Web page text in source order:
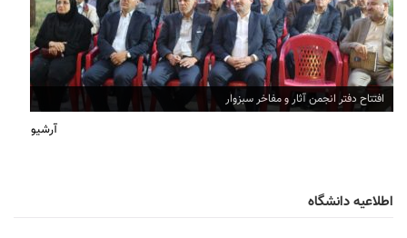
افتتاح دفتر انجمن آثار و مفاخر سبزوار
آرشیو
اطلاعیه دانشگاه